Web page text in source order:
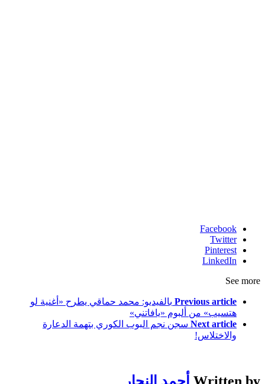
Facebook
Twitter
Pinterest
LinkedIn
See more
Previous article بالفيديو: محمد حماقي يطرح «أغنية لو
هتسيب» من ألبوم «يافاتني»
Next article سجن نجم البوب الكوري بتهمة الدعارة
والاختلاس!